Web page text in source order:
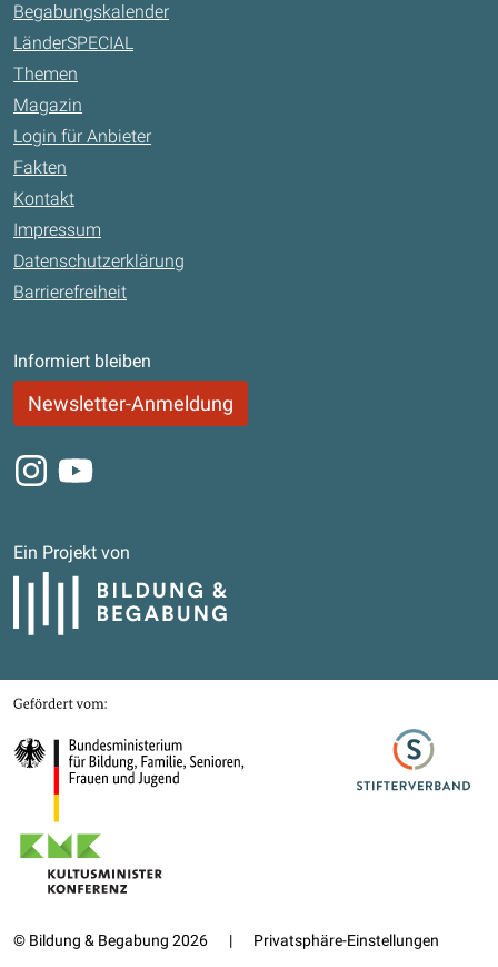
Begabungskalender
LänderSPECIAL
Themen
Magazin
Login für Anbieter
Fakten
Kontakt
Impressum
Datenschutzerklärung
Barrierefreiheit
Informiert bleiben
Newsletter-Anmeldung
Instagram
Youtube
Ein Projekt von
Bildung und Begabung
Gefördert von
Bundesministerium für Bildung, Familie, Senioren, Frauen und Jugend
Stifterverband
Kultusministerkonferenz
© Bildung & Begabung 2026 | Privatsphäre-Einstellungen